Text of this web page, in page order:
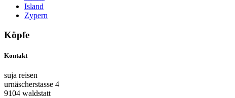
Island
Zypern
Köpfe
Kontakt
suja reisen
urnäscherstasse 4
9104 waldstatt